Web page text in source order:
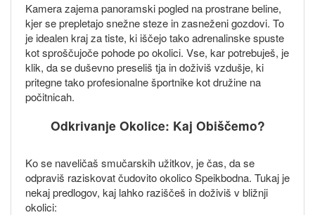
Kamera zajema panoramski pogled na prostrane beline,
kjer se prepletajo snežne steze in zasneženi gozdovi. To
je idealen kraj za tiste, ki iščejo tako adrenalinske spuste
kot sproščujoče pohode po okolici. Vse, kar potrebuješ, je
klik, da se duševno preseliš tja in doživiš vzdušje, ki
pritegne tako profesionalne športnike kot družine na
počitnicah.
Odkrivanje Okolice: Kaj Obiščemo?
Ko se naveličaš smučarskih užitkov, je čas, da se
odpraviš raziskovat čudovito okolico Speikbodna. Tukaj je
nekaj predlogov, kaj lahko raziščeš in doživiš v bližnji
okolici: